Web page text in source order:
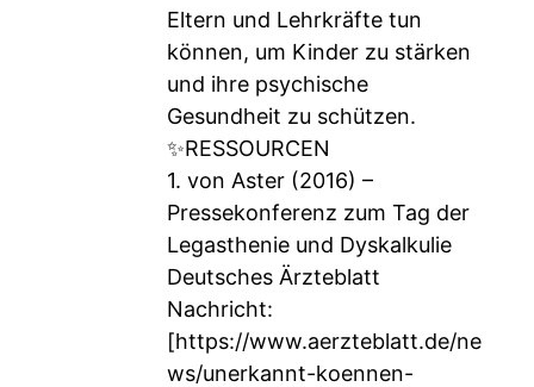
Eltern und Lehrkräfte tun
können, um Kinder zu stärken
und ihre psychische
Gesundheit zu schützen.
✨RESSOURCEN
1. von Aster (2016) –
Pressekonferenz zum Tag der
Legasthenie und Dyskalkulie
Deutsches Ärzteblatt
Nachricht:
[https://www.aerzteblatt.de/ne
ws/unerkannt-koennen-